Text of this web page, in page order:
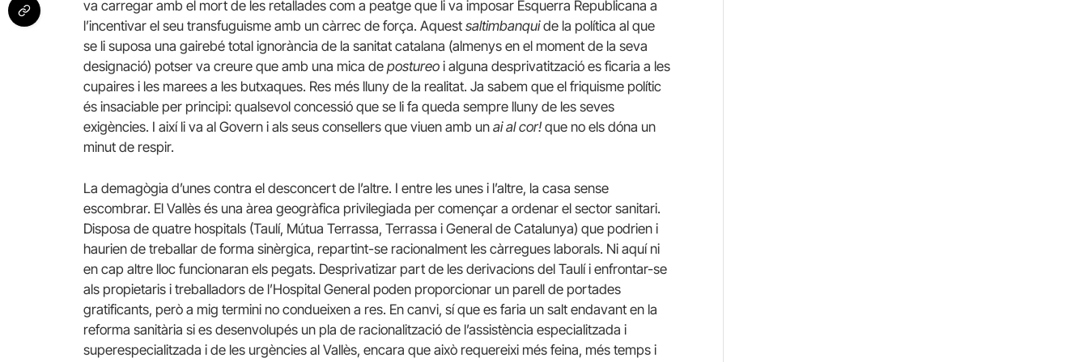
va carregar amb el mort de les retallades com a peatge que li va imposar Esquerra Republicana a
l’incentivar el seu transfuguisme amb un càrrec de força. Aquest saltimbanquide la política al que
se li suposa una gairebé total ignorància de la sanitat catalana (almenys en el moment de la seva
designació) potser va creure que amb una mica de postureo i alguna desprivatització es ficaria a les
cupaires i les marees a les butxaques. Res més lluny de la realitat. Ja sabem que el friquisme polític
és insaciable per principi: qualsevol concessió que se li fa queda sempre lluny de les seves
exigències. I així li va al Govern i als seus consellers que viuen amb un ai al cor! que no els dóna un
minut de respir.
La demagògia d’unes contra el desconcert de l’altre. I entre les unes i l’altre, la casa sense
escombrar. El Vallès és una àrea geogràfica privilegiada per començar a ordenar el sector sanitari.
Disposa de quatre hospitals (Taulí, Mútua Terrassa, Terrassa i General de Catalunya) que podrien i
haurien de treballar de forma sinèrgica, repartint-se racionalment les càrregues laborals. Ni aquí ni
en cap altre lloc funcionaran els pegats. Desprivatizar part de les derivacions del Taulí i enfrontar-se
als propietaris i treballadors de l’Hospital General poden proporcionar un parell de portades
gratificants, però a mig termini no condueixen a res. En canvi, sí que es faria un salt endavant en la
reforma sanitària si es desenvolupés un pla de racionalització de l’assistència especialitzada i
superespecialitzada i de les urgències al Vallès, encara que això requereixi més feina, més temps i